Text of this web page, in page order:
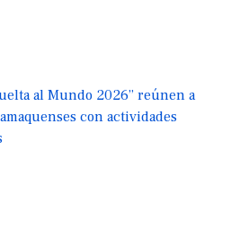
al Mundo 2026” reúnen a
con actividades